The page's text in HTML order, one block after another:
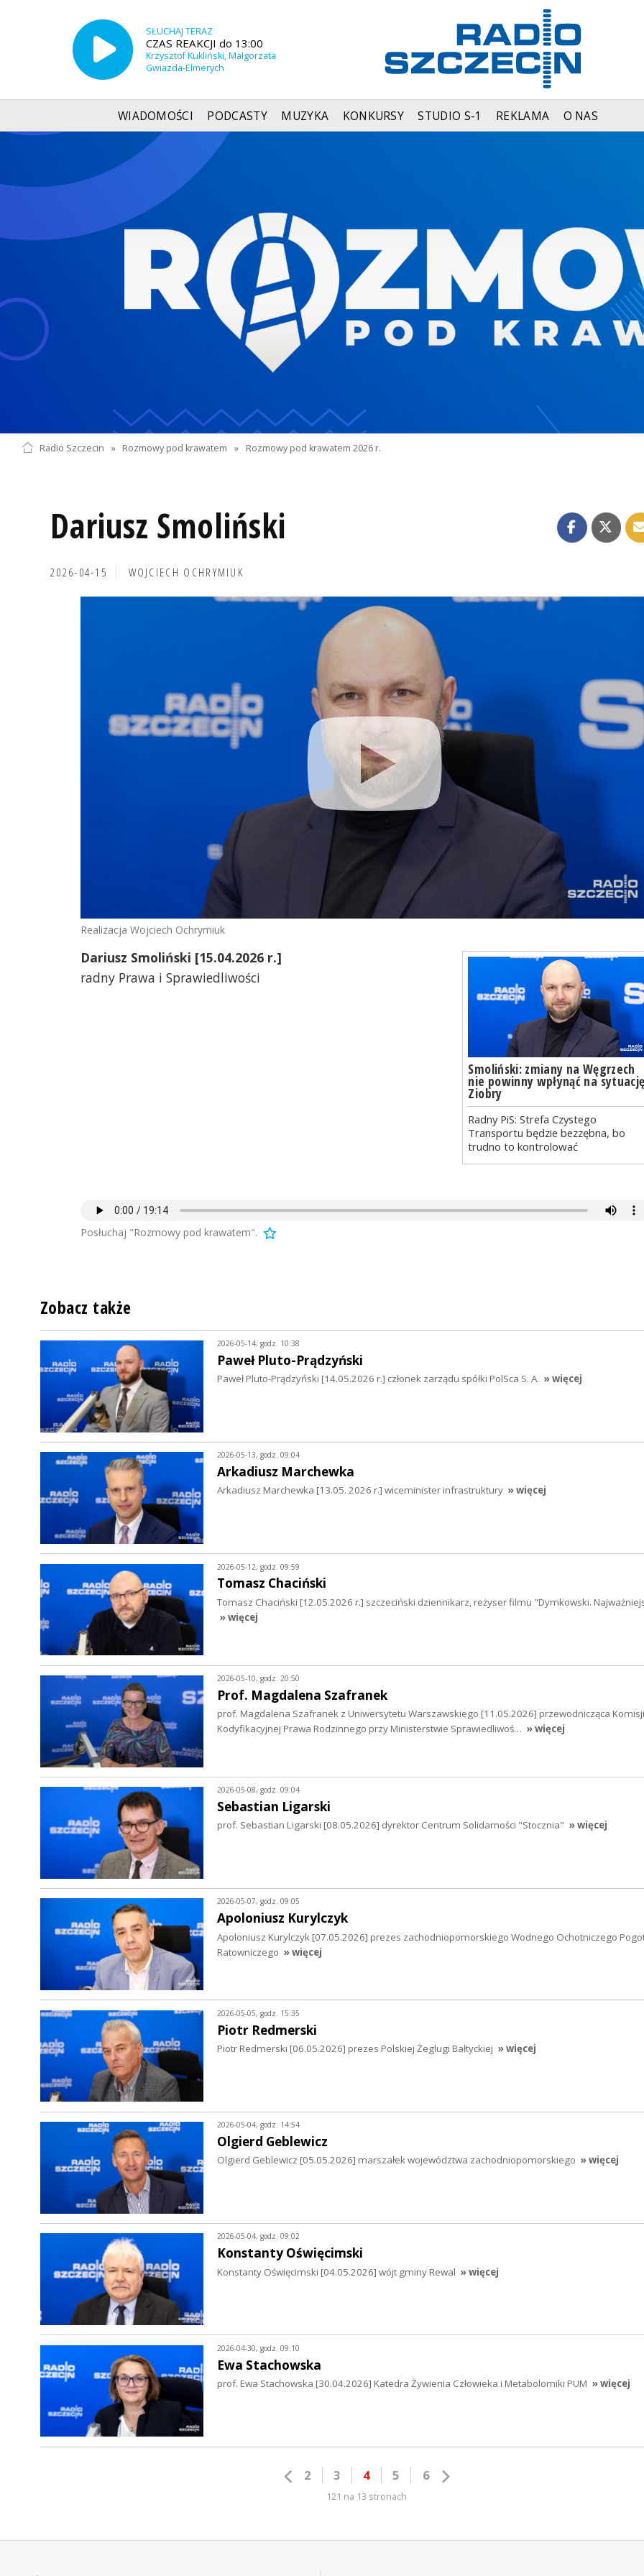
SŁUCHAJ TERAZ
CZAS REAKCJI do 13:00
Krzysztof Kukliński, Małgorzata
Gwiazda-Elmerych
WIADOMOŚCI PODCASTY MUZYKA KONKURSY STUDIO S-1 REKLAMA O NAS
Radio Szczecin » Rozmowy pod krawatem » Rozmowy pod krawatem 2026 r.
Dariusz Smoliński
2026-04-15 WOJCIECH OCHRYMIUK
Realizacja Wojciech Ochrymiuk
Smoliński: zmiany na Węgrzech
nie powinny wpłynąć na
Ziobry
Radny PiS: Strefa Czystego
Transportu będzie bezzębna, bo
trudno to kontrolować
Dariusz Smoliński [15.04.2026 r.]
radny Prawa i Sprawiedliwości
Posłuchaj "Rozmowy pod krawatem".
Zobacz także
2026-05-14, godz. 10:38
Paweł Pluto-Prądzyński
Paweł Pluto-Prądzyński [14.05.2026 r.] członek zarządu spółki PolSca S. A. » więcej
2026-05-13, godz. 09:04
Arkadiusz Marchewka
Arkadiusz Marchewka [13.05. 2026 r.] wiceminister infrastruktury » więcej
2026-05-12, godz. 09:59
Tomasz Chaciński
Tomasz Chaciński [12.05.2026 r.] szczeciński dziennikarz, reżyser filmu "Dymkowski.
» więcej
2026-05-10, godz. 20:50
Prof. Magdalena Szafranek
prof. Magdalena Szafranek z Uniwersytetu Warszawskiego [11.05.2026] przewodnicząca Komisji
Kodyfikacyjnej Prawa Rodzinnego przy Ministerstwie Sprawiedliwoś… » więcej
2026-05-08, godz. 09:04
Sebastian Ligarski
prof. Sebastian Ligarski [08.05.2026] dyrektor Centrum Solidarności "Stocznia" » więcej
2026-05-07, godz. 09:05
Apoloniusz Kurylczyk
Apoloniusz Kurylczyk [07.05.2026] prezes zachodniopomorskiego Wodnego Ochotniczego
Ratowniczego » więcej
2026-05-05, godz. 15:35
Piotr Redmerski
Piotr Redmerski [06.05.2026] prezes Polskiej Żeglugi Bałtyckiej » więcej
2026-05-04, godz. 14:54
Olgierd Geblewicz
Olgierd Geblewicz [05.05.2026] marszałek województwa zachodniopomorskiego » więcej
2026-05-04, godz. 09:02
Konstanty Oświęcimski
Konstanty Oświęcimski [04.05.2026] wójt gminy Rewal » więcej
2026-04-30, godz. 09:10
Ewa Stachowska
prof. Ewa Stachowska [30.04.2026] Katedra Żywienia Człowieka i Metabolomiki PUM » więcej
2 3 4 5 6
121 na 13 stronach